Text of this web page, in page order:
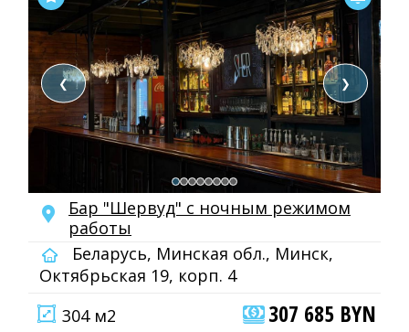
❮ ❯
Бар "Шервуд" с ночным режимом
работы
Беларусь, Минская обл., Минск,
Октябрьская 19, корп. 4
304 м2
307 685 BYN